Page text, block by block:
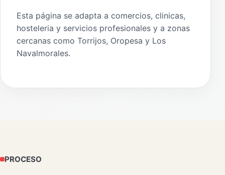
Esta página se adapta a comercios, clinicas,
hosteleria y servicios profesionales y a zonas
cercanas como Torrijos, Oropesa y Los
Navalmorales.
PROCESO